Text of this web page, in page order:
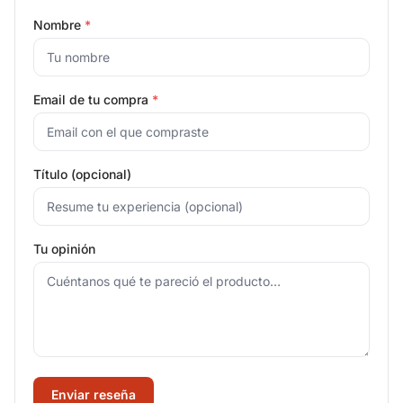
Nombre *
Email de tu compra *
Título (opcional)
Tu opinión
Enviar reseña